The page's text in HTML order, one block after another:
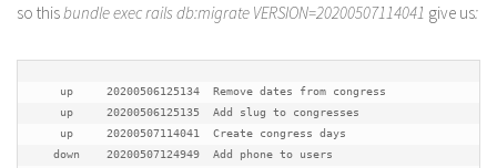
so this bundle exec rails db:migrate VERSION=20200507114041 give us: